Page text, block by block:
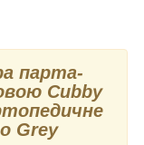
парта-
Cubby
Grey